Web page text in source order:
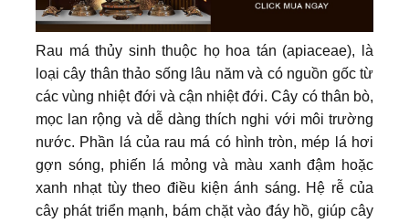
Rau má thủy sinh thuộc họ hoa tán (apiaceae), là
loại cây thân thảo sống lâu năm và có nguồn gốc từ
các vùng nhiệt đới và cận nhiệt đới. Cây có thân bò,
mọc lan rộng và dễ dàng thích nghi với môi trường
nước. Phần lá của rau má có hình tròn, mép lá hơi
gợn sóng, phiến lá mỏng và màu xanh đậm hoặc
xanh nhạt tùy theo điều kiện ánh sáng. Hệ rễ của
cây phát triển mạnh, bám chặt vào đáy hồ, giúp cây